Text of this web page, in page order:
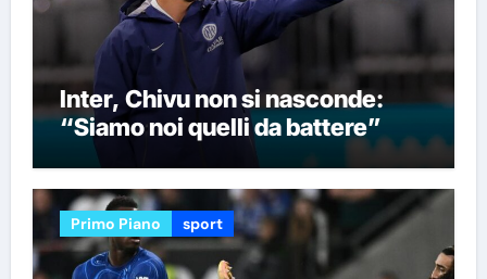
Inter, Chivu non si nasconde:
“Siamo noi quelli da battere”
Primo Piano sport